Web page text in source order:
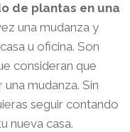
de plantas en una
una mudanza y
u oficina. Son
consideran que
mudanza. Sin
seguir contando
nueva casa.